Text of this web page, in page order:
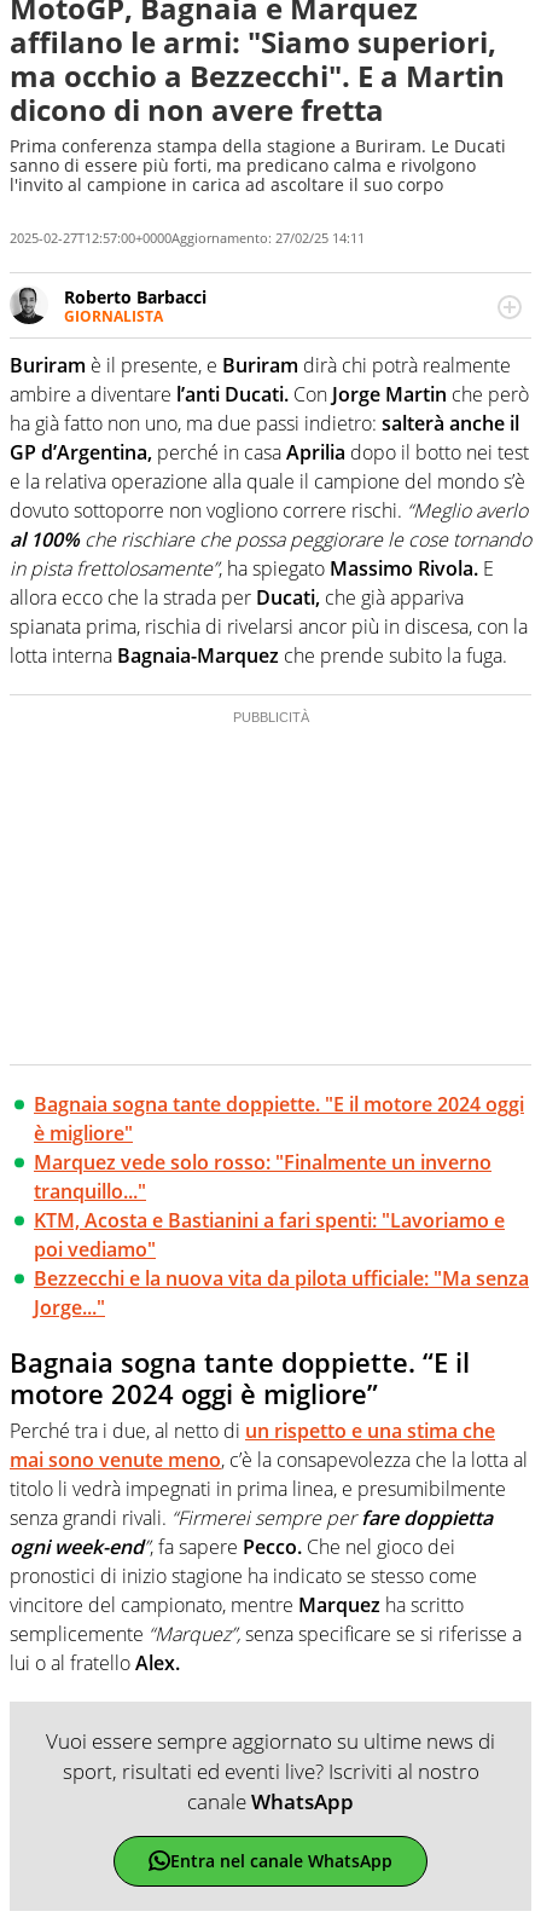
affilano le armi: "Siamo superiori,
ma occhio a Bezzecchi". E a Martin
dicono di non avere fretta
Prima conferenza stampa della stagione a Buriram. Le Ducati
sanno di essere più forti, ma predicano calma e rivolgono
l'invito al campione in carica ad ascoltare il suo corpo
2025-02-27T12:57:00+0000Aggiornamento: 27/02/25 14:11
Roberto Barbacci
GIORNALISTA
Giornalista (pubblicista) sportivo a tutto campo, è il
tuttologo di Virgilio Sport. Provate a chiedergli di boxe, di
scherma, di volley o di curling: ve ne farà innamorare
Buriram è il presente, e Buriram dirà chi potrà realmente
ambire a diventare l’anti Ducati. Con Jorge Martin che però
ha già fatto non uno, ma due passi indietro: salterà anche il
GP d’Argentina, perché in casaAprilia dopo il botto nei test
e la relativa operazione alla quale il campione del mondo s’è
dovuto sottoporre non vogliono correre rischi. “Meglio averlo
al 100%che rischiare che possa peggiorare le cose tornando
in pista frettolosamente”, ha spiegato Massimo Rivola. E
allora ecco che la strada per Ducati, che già appariva
spianata prima, rischia di rivelarsi ancor più in discesa, con la
lotta interna Bagnaia-Marquez che prende subito la fuga.
Bagnaia sogna tante doppiette. "E il motore 2024 oggi
è migliore"
Marquez vede solo rosso: "Finalmente un inverno
tranquillo..."
KTM, Acosta e Bastianini a fari spenti: "Lavoriamo e
poi vediamo"
Bezzecchi e la nuova vita da pilota ufficiale: "Ma senza
Jorge..."
Bagnaia sogna tante doppiette. “E il
motore 2024 oggi è migliore”
Perché tra i due, al netto di un rispetto e una stima che
mai sono venute meno, c’è la consapevolezza che la lotta al
titolo li vedrà impegnati in prima linea, e presumibilmente
senza grandi rivali. “Firmerei sempre perfare doppietta
ogni week-end”, fa sapere Pecco. Che nel gioco dei
pronostici di inizio stagione ha indicato se stesso come
vincitore del campionato, mentre Marquez ha scritto
semplicemente “Marquez”,senza specificare se si riferisse a
lui o al fratelloAlex.
Vuoi essere sempre aggiornato su ultime news di
sport, risultati ed eventi live? Iscriviti al nostro
canaleWhatsApp
Entra nel canale WhatsApp